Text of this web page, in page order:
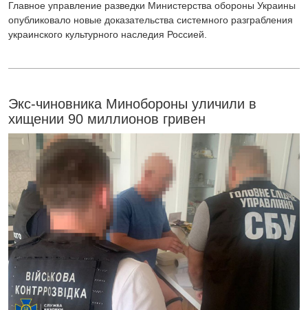
Главное управление разведки Министерства обороны Украины
опубликовало новые доказательства системного разграбления
украинского культурного наследия Россией.
Экс-чиновника Минобороны уличили в
хищении 90 миллионов гривен